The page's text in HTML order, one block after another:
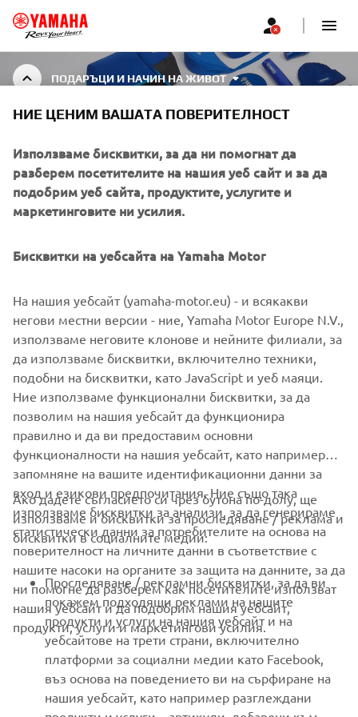
ПОДАРЪЦИ И НАЧИН НА ЖИВОТ
ПОДАРЪЦИ И НАЧИН НА
ЖИВОТ
CORPORATE
MORE YAMAHA
SUPPORT
НОВИНАРСКИ БЮЛЕТИН
Бъдете първите, които ще научат за най-новите оферти,
специални събития, нови модели и много други
АБОНИРАНЕ
Прочетете нашата Политика за поверителност, за да научите
как обработваме вашите лични данни:Политика за защита на
личните данни
Bulgaria (Bulgarian)
НИЕ ЦЕНИМ ВАШАТА ПОВЕРИТЕЛНОСТ
Използваме бисквитки, за да ни помогнат да
разберем посетителите на нашия уеб сайт и за да
подобрим уеб сайта, продуктите, услугите и
маркетинговите ни усилия.
Бисквитки на уебсайта на Yamaha Motor
На нашия уебсайт (yamaha-motor.eu) - и всякакви
негови местни версии - ние, Yamaha Motor Europe N.V.,
използваме неговите клонове и нейните филиали, за
да използваме бисквитки, включително техники,
подобни на бисквитки, като JavaScript и уеб маяци.
Ние използваме функционални бисквитки, за да
позволим на нашия уебсайт да функционира
правилно и да ви предоставим основни
функционалности на нашия уебсайт, като например
запомняне на вашите идентификационни данни за
вход и езикови предпочитания. Ние също така
използваме бисквитки за анализи, за да генерираме
статистически данни за потребителите на основа на
поверителност на личните данни в съответствие с
нашите насоки на органите за защита на данните, за да
ни помогне да разберем как посетителите използват
нашия уебсайт и да подобрим нашия уебсайт,
продукти, услуги и маркетингови усилия.
Ако дадете съгласието си чрез бутона по-долу, ще
използваме и бисквитки за проследяване / реклама и
бисквитки в социалните медии:
Проследяване / рекламни бисквитки, за да ви
покажем подходящи реклами на нашите
продукти и услуги на нашия уебсайт и на
уебсайтове на трети страни, включително
платформи за социални медии като Facebook,
въз основа на поведението ви на сърфиране на
нашия уебсайт, като например разглеждани